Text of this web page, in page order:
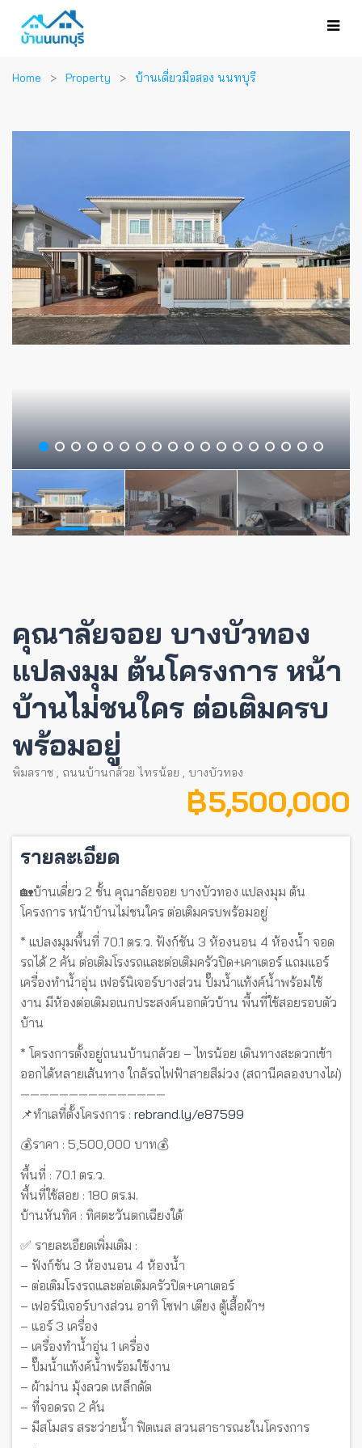
Home Property บ้านเดี่ยวมือสอง นนทบุรี
คุณาลัยจอย บางบัวทอง
แปลงมุม ต้นโครงการ หน้า
บ้านไม่ชนใคร ต่อเติมครบ
พร้อมอยู่
พิมลราช , ถนนบ้านกล้วย ไทรน้อย , บางบัวทอง
฿ 5,500,000
รายละเอียด
🏡บ้านเดี่ยว 2 ชั้น คุณาลัยจอย บางบัวทอง แปลงมุม ต้น
โครงการ หน้าบ้านไม่ชนใคร ต่อเติมครบพร้อมอยู่
* แปลงมุมพื้นที่ 70.1 ตร.ว. ฟังก์ชัน 3 ห้องนอน 4 ห้องน้ำ จอด
รถได้ 2 คัน ต่อเติมโรงรถและต่อเติมครัวปิด+เคาเตอร์ แถมแอร์
เครื่องทำน้ำอุ่น เฟอร์นิเจอร์บางส่วน ปั๊มน้ำแท้งค์น้ำพร้อมใช้
งาน มีห้องต่อเติมอเนกประสงค์นอกตัวบ้าน พื้นที่ใช้สอยรอบตัว
บ้าน
* โครงการตั้งอยู่ถนนบ้านกล้วย – ไทรน้อย เดินทางสะดวกเข้า
ออกได้หลายเส้นทาง ใกล้รถไฟฟ้าสายสีม่วง (สถานีคลองบางไผ่)
———————————————
📌ทำเลที่ตั้งโครงการ : rebrand.ly/e87599
💰ราคา : 5,500,000 บาท💰
พื้นที่ : 70.1 ตร.ว.
พื้นที่ใช้สอย : 180 ตร.ม.
บ้านหันทิศ : ทิศตะวันตกเฉียงใต้
✅ รายละเอียดเพิ่มเติม :
– ฟังก์ชัน 3 ห้องนอน 4 ห้องน้ำ
– ต่อเติมโรงรถและต่อเติมครัวปิด+เคาเตอร์
– เฟอร์นิเจอร์บางส่วน อาทิ โซฟา เตียง ตู้เสื้อผ้าฯ
– แอร์ 3 เครื่อง
– เครื่องทำน้ำอุ่น 1 เครื่อง
– ปั๊มน้ำแท้งค์น้ำพร้อมใช้งาน
– ผ้าม่าน มุ้งลวด เหล็กดัด
– ที่จอดรถ 2 คัน
– มีสโมสร สระว่ายน้ำ ฟิตเนส สวนสาธารณะในโครงการ